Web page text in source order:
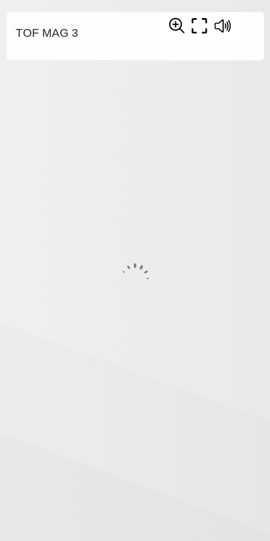
TOF MAG 3